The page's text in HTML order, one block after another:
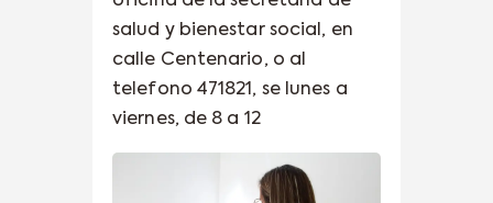
salud y bienestar social, en
calle Centenario, o al
telefono 471821, se lunes a
viernes, de 8 a 12